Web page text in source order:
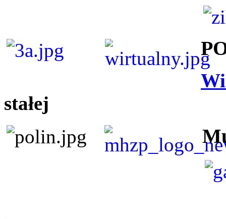
stałej